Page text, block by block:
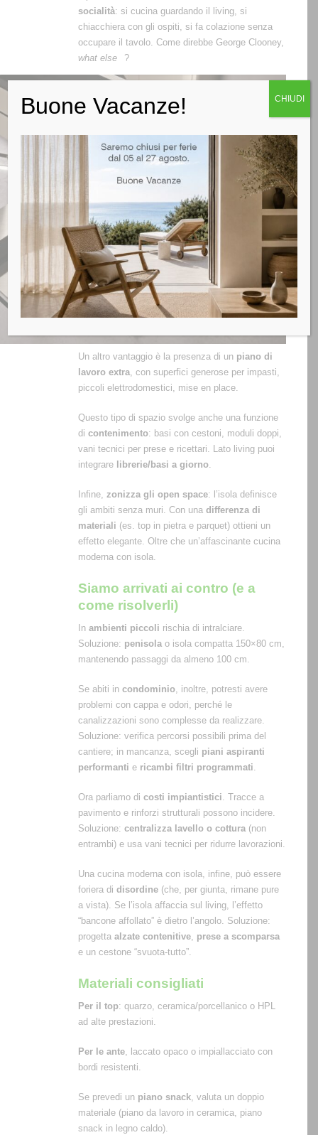
socialità: si cucina guardando il living, si
chiacchiera con gli ospiti, si fa colazione senza
occupare il tavolo. Come direbbe George Clooney,
what else
?
Un altro vantaggio è la presenza di un piano di
lavoro extra, con superfici generose per impasti,
piccoli elettrodomestici, mise en place.
Questo tipo di spazio svolge anche una funzione
di contenimento: basi con cestoni, moduli doppi,
vani tecnici per prese e ricettari. Lato living puoi
integrare librerie/basi a giorno.
Infine, zonizza gli open space: l’isola definisce
gli ambiti senza muri. Con una differenza di
materiali (es. top in pietra e parquet) ottieni un
effetto elegante. Oltre che un’affascinante cucina
moderna con isola.
Siamo arrivati ai contro (e a
come risolverli)
In ambienti piccoli rischia di intralciare.
Soluzione: penisola o isola compatta 150×80 cm,
mantenendo passaggi da almeno 100 cm.
Se abiti in condominio, inoltre, potresti avere
problemi con cappa e odori, perché le
canalizzazioni sono complesse da realizzare.
Soluzione: verifica percorsi possibili prima del
cantiere; in mancanza, scegli piani aspiranti
performanti e ricambi filtri programmati.
Ora parliamo di costi impiantistici. Tracce a
pavimento e rinforzi strutturali possono incidere.
Soluzione: centralizza lavello o cottura (non
entrambi) e usa vani tecnici per ridurre lavorazioni.
Una cucina moderna con isola, infine, può essere
foriera di disordine (che, per giunta, rimane pure
a vista). Se l’isola affaccia sul living, l’effetto
“bancone affollato” è dietro l’angolo. Soluzione:
progetta alzate contenitive, prese a scomparsa
e un cestone “svuota-tutto”.
Materiali consigliati
Per il top: quarzo, ceramica/porcellanico o HPL
ad alte prestazioni.
Per le ante, laccato opaco o impiallacciato con
bordi resistenti.
Se prevedi un piano snack, valuta un doppio
materiale (piano da lavoro in ceramica, piano
snack in legno caldo).
Buone Vacanze! CHIUDI